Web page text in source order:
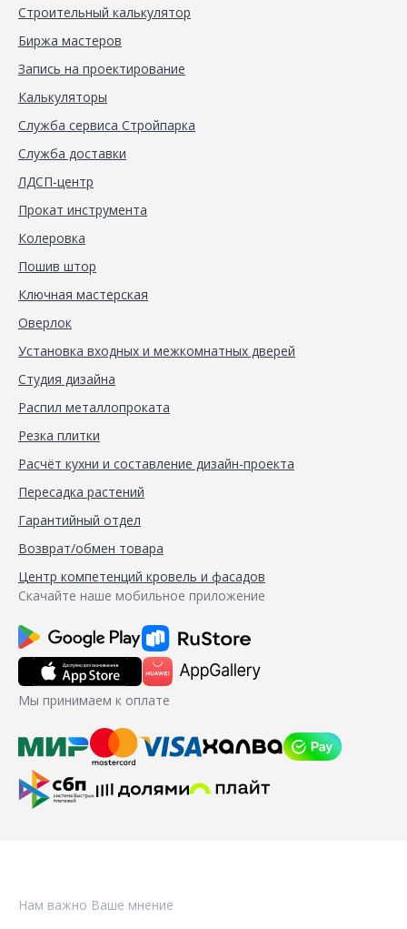
Строительный калькулятор
Биржа мастеров
Запись на проектирование
Калькуляторы
Служба сервиса Стройпарка
Служба доставки
ЛДСП-центр
Прокат инструмента
Колеровка
Пошив штор
Ключная мастерская
Оверлок
Установка входных и межкомнатных дверей
Студия дизайна
Распил металлопроката
Резка плитки
Расчёт кухни и составление дизайн-проекта
Пересадка растений
Гарантийный отдел
Возврат/обмен товара
Центр компетенций кровель и фасадов
Скачайте наше мобильное приложение
Мы принимаем к оплате
Нам важно Ваше мнение